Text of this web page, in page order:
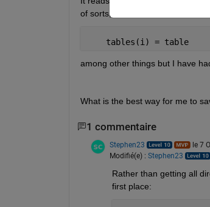
of sorts, and I have tried:
    tables(i) = table
among other things but I have
What is the best way for me to
1 commentaire
Stephen23
le 7
Modifié(e) : Stephen23
Rather than getting all
first place: